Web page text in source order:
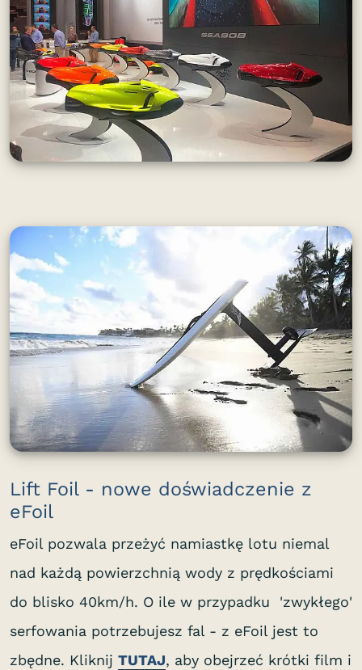
Lift Foil - nowe doświadczenie z
eFoil
eFoil pozwala przeżyć namiastkę lotu niemal
nad każdą powierzchnią wody z prędkościami
do blisko 40km/h. O ile w przypadku 'zwykłego'
serfowania potrzebujesz fal - z eFoil jest to
zbędne. Kliknij TUTAJ, aby obejrzeć krótki film i